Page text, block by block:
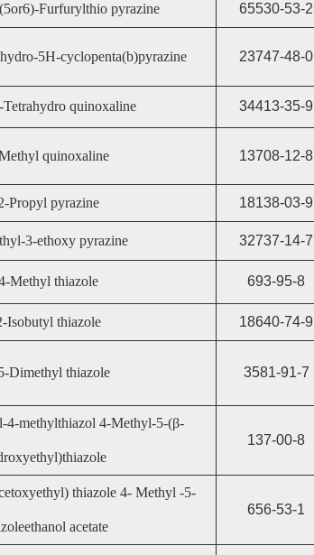
Furfurylthio pyrazine 65530-53-2
5H-cyclopenta(b)pyrazine 23747-48-0
Tetrahydro quinoxaline 34413-35-9
quinoxaline 13708-12-8
Propyl pyrazine 18138-03-9
3-ethoxy pyrazine 32737-14-7
Methyl thiazole 693-95-8
Isobutyl thiazole 18640-74-9
Dimethyl thiazole 3581-91-7
4-methylthiazol 4-Methyl-5-(β-
137-00-8
thiazole 4- Methyl -5-
acetate
656-53-1